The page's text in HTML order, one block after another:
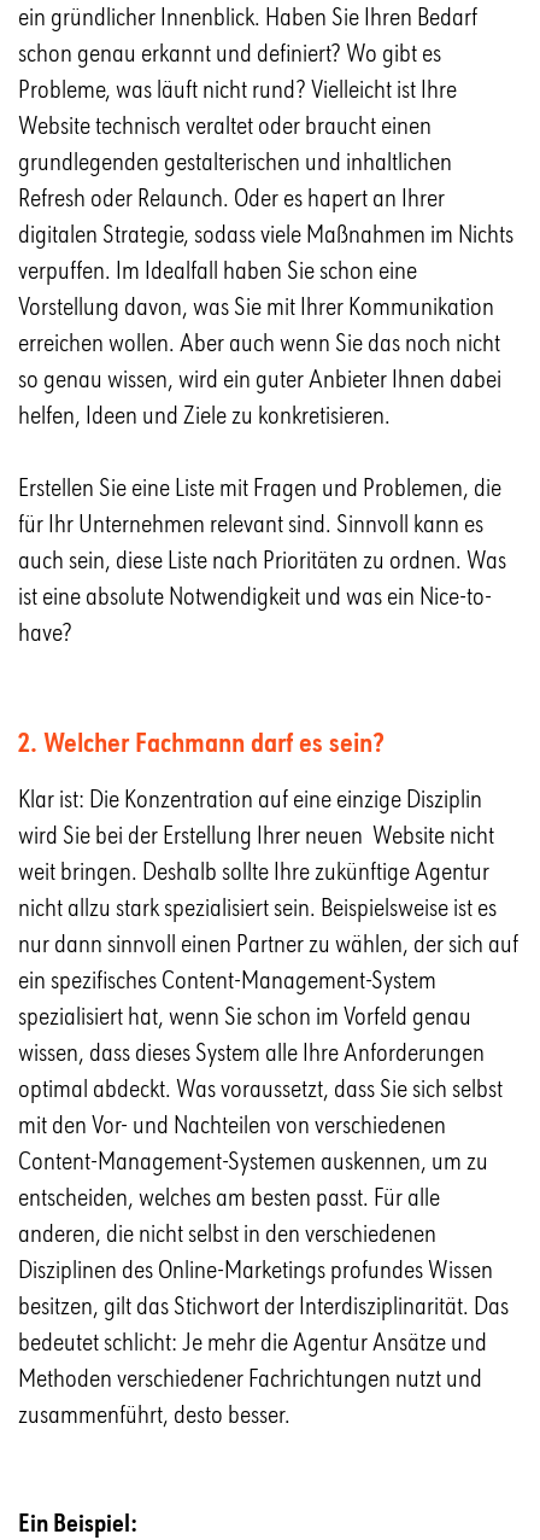
ein gründlicher Innenblick. Haben Sie Ihren Bedarf
schon genau erkannt und definiert? Wo gibt es
Probleme, was läuft nicht rund? Vielleicht ist Ihre
Website technisch veraltet oder braucht einen
grundlegenden gestalterischen und inhaltlichen
Refresh oder Relaunch. Oder es hapert an Ihrer
digitalen Strategie, sodass viele Maßnahmen im Nichts
verpuffen. Im Idealfall haben Sie schon eine
Vorstellung davon, was Sie mit Ihrer Kommunikation
erreichen wollen. Aber auch wenn Sie das noch nicht
so genau wissen, wird ein guter Anbieter Ihnen dabei
helfen, Ideen und Ziele zu konkretisieren.
Erstellen Sie eine Liste mit Fragen und Problemen, die
für Ihr Unternehmen relevant sind. Sinnvoll kann es
auch sein, diese Liste nach Prioritäten zu ordnen. Was
ist eine absolute Notwendigkeit und was ein Nice-to-
have?
2. Welcher Fachmann darf es sein?
Klar ist: Die Konzentration auf eine einzige Disziplin
wird Sie bei der Erstellung Ihrer neuen Website nicht
weit bringen. Deshalb sollte Ihre zukünftige Agentur
nicht allzu stark spezialisiert sein. Beispielsweise ist es
nur dann sinnvoll einen Partner zu wählen, der sich auf
ein spezifisches Content-Management-System
spezialisiert hat, wenn Sie schon im Vorfeld genau
wissen, dass dieses System alle Ihre Anforderungen
optimal abdeckt. Was voraussetzt, dass Sie sich selbst
mit den Vor- und Nachteilen von verschiedenen
Content-Management-Systemen auskennen, um zu
entscheiden, welches am besten passt. Für alle
anderen, die nicht selbst in den verschiedenen
Disziplinen des Online-Marketings profundes Wissen
besitzen, gilt das Stichwort der Interdisziplinarität. Das
bedeutet schlicht: Je mehr die Agentur Ansätze und
Methoden verschiedener Fachrichtungen nutzt und
zusammenführt, desto besser.
Ein Beispiel: